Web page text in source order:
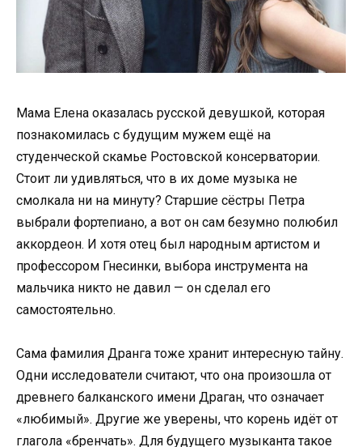
Мама Елена оказалась русской девушкой, которая
познакомилась с будущим мужем ещё на
студенческой скамье Ростовской консерватории.
Стоит ли удивляться, что в их доме музыка не
смолкала ни на минуту? Старшие сёстры Петра
выбрали фортепиано, а вот он сам безумно полюбил
аккордеон. И хотя отец был народным артистом и
профессором Гнесинки, выбора инструмента на
мальчика никто не давил — он сделал его
самостоятельно.
Сама фамилия Дранга тоже хранит интересную тайну.
Одни исследователи считают, что она произошла от
древнего балканского имени Драган, что означает
«любимый». Другие же уверены, что корень идёт от
глагола «бренчать». Для будущего музыканта такое